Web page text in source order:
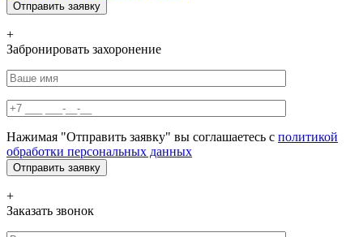
+
Забронировать захоронение
Нажимая "Отправить заявку" вы соглашаетесь с политикой
обработки персональных данных
+
Заказать звонок